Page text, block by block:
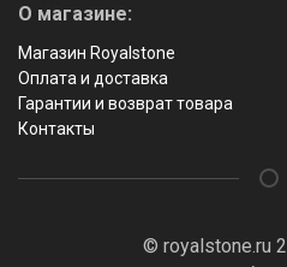
О магазине:
Магазин Royalstone
Оплата и доставка
Гарантии и возврат товара
Контакты
© royalstone.ru